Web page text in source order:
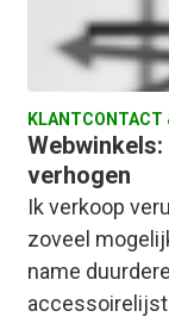
KLANTCONTACT
verhogen
Ik verkoop
zoveel
name